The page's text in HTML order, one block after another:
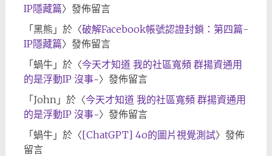
IP隱藏篇〉發佈留言
「 黑熊 」於〈破解Facebook帳號認證封鎖：第四篇-
IP隱藏篇〉發佈留言
「 蝸牛」於〈今天才知道 我的社區寬頻 群揚資通用
的是浮動IP 沒事~〉發佈留言
「 John」於〈今天才知道 我的社區寬頻 群揚資通用
的是浮動IP 沒事~〉發佈留言
「 蝸牛」於〈[ChatGPT] 4o的圖片視覺測試〉發佈
留言